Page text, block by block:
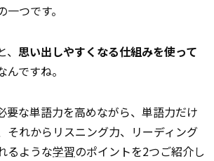
つです。
思い出しやすくなる仕組みを使って
んですね。
要な単語力を高めながら、単語力だけ
それからリスニング力、リーディング
るような学習のポイントを2つご紹介し